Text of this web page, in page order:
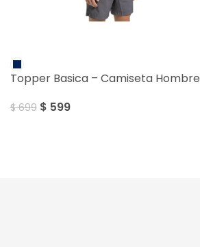
Topper Basica – Camiseta Hombre
$699 $ 599